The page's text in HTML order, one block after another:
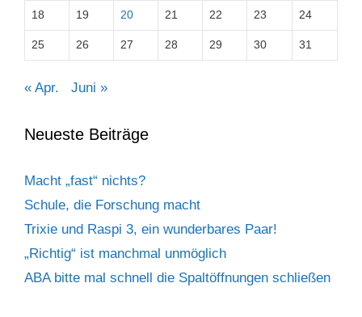
18 19 20 21 22 23 24
25 26 27 28 29 30 31
« Apr. Juni »
Neueste Beiträge
Macht „fast“ nichts?
Schule, die Forschung macht
Trixie und Raspi 3, ein wunderbares Paar!
„Richtig“ ist manchmal unmöglich
ABA bitte mal schnell die Spaltöffnungen schließen